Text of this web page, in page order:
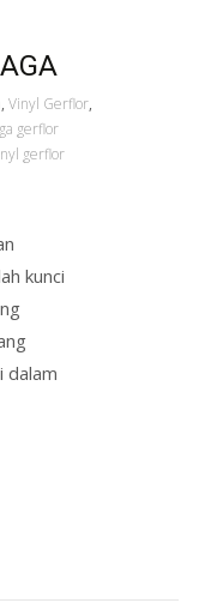
, Vinyl Gerflor,
gerflor
gerflor
kunci
dalam